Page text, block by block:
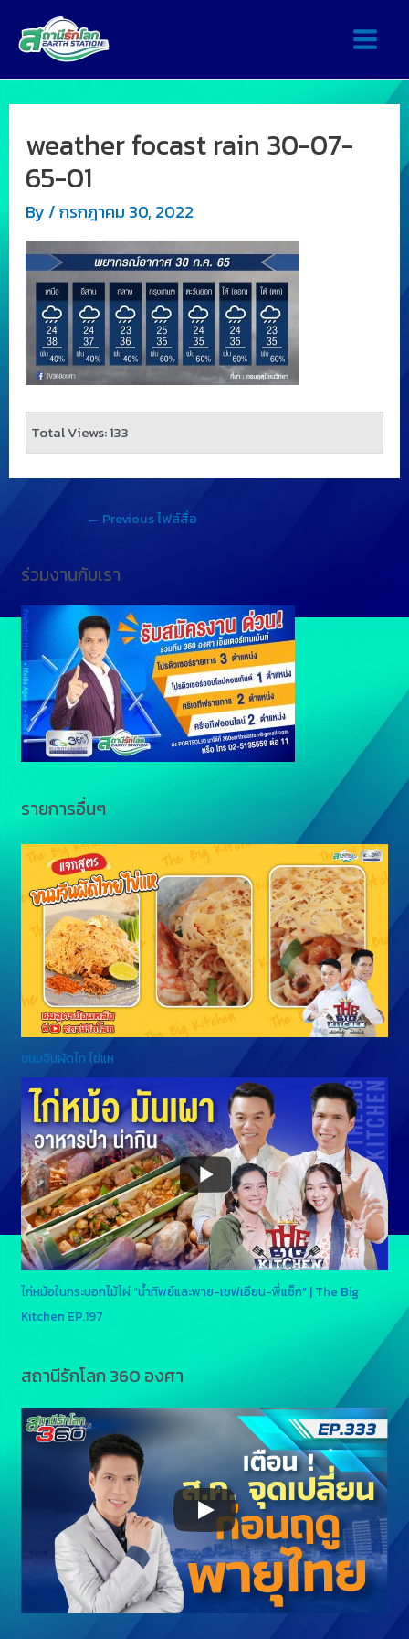
weather focast rain 30-07-
65-01
By /กรกฎาคม 30, 2022
Total Views: 133
← Previous ไฟล์สื่อ
ร่วมงานกับเรา
รายการอื่นๆ
ขนมจีนผัดไท ไข่แห
ไก่หม้อในกระบอกไม้ไผ่ “น้ำทิพย์และพาย-เชฟเอียน-พี่แซ็ก” | The Big
Kitchen EP.197
สถานีรักโลก 360 องศา